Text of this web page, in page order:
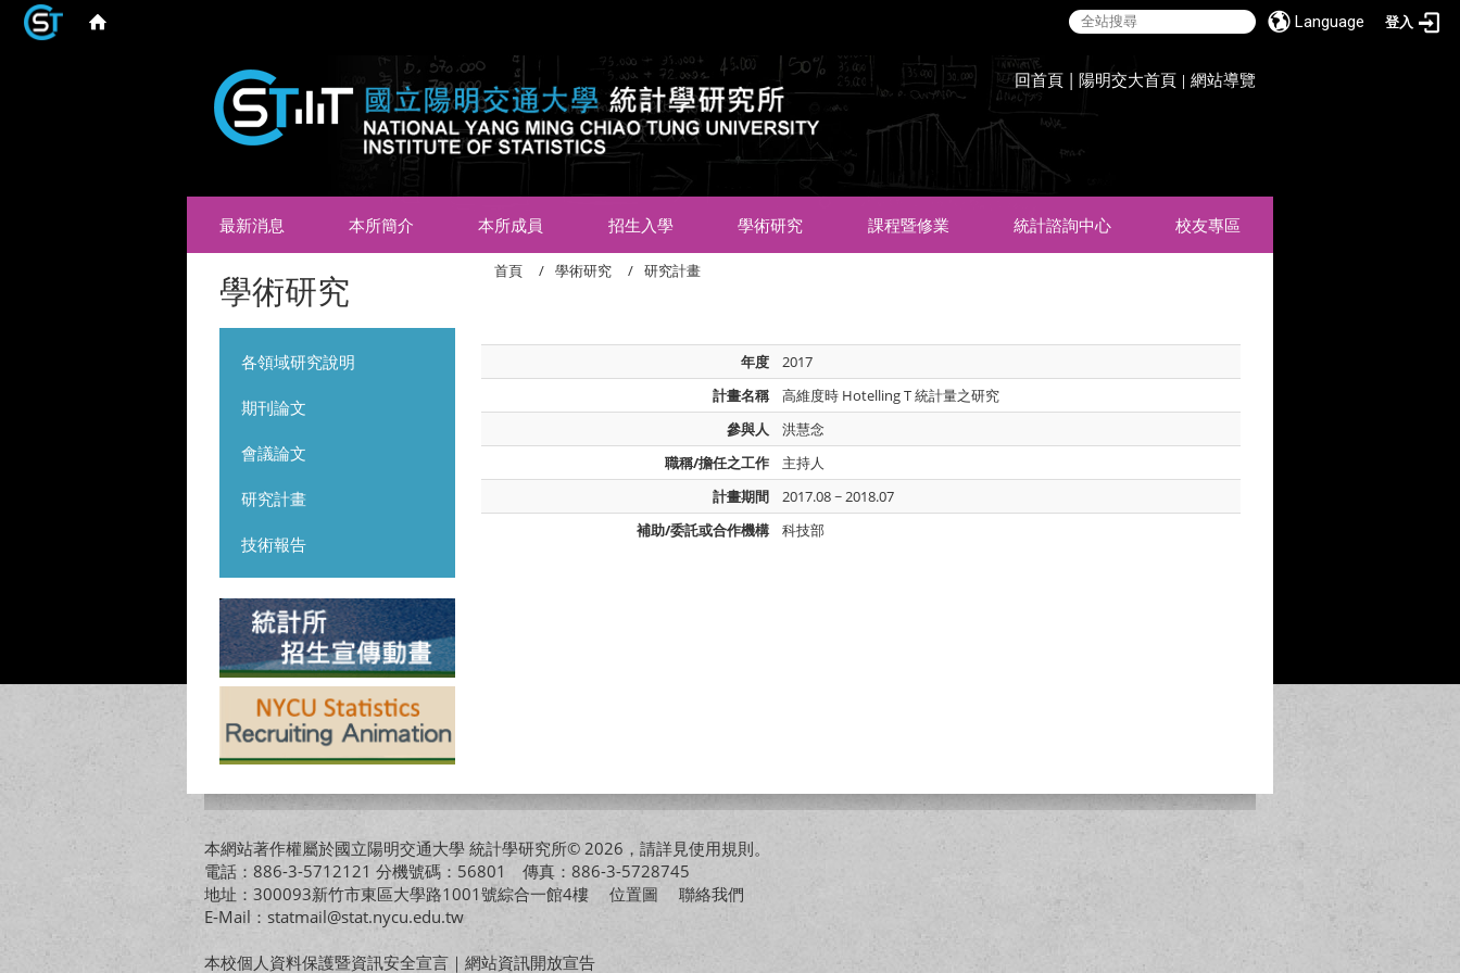
Language 登入
回首頁 | 陽明交大首頁 |網站導覽
最新消息 本所簡介 本所成員 招生入學 學術研究 課程暨修業 統計諮詢中心 校友專區
學術研究
各領域研究說明
期刊論文
會議論文
研究計畫
技術報告
首頁 學術研究 研究計畫
年度
2017
計畫名稱
高維度時 Hotelling T 統計量之研究
參與人
洪慧念
職稱/擔任之工作
主持人
計畫期間
2017.08 ~ 2018.07
補助/委託或合作機構
科技部
本網站著作權屬於國立陽明交通大學 統計學研究所© 2026，請詳見使用規則。
電話：886-3-5712121 分機號碼：56801 傳真：886-3-5728745
地址：300093新竹市東區大學路1001號綜合一館4樓 位置圖
聯絡我們
E-Mail：statmail@stat.nycu.edu.tw
本校個人資料保護暨資訊安全宣言 ｜ 網站資訊開放宣告